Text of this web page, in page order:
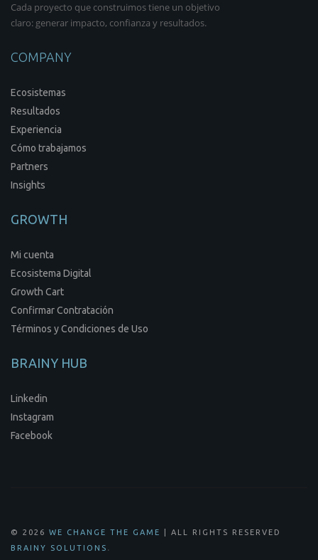
Cada proyecto que construimos tiene un objetivo
claro: generar impacto, confianza y resultados.
COMPANY
Ecosistemas
Resultados
Experiencia
Cómo trabajamos
Partners
Insights
GROWTH
Mi cuenta
Ecosistema Digital
Growth Cart
Confirmar Contratación
Términos y Condiciones de Uso
BRAINY HUB
Linkedin
Instagram
Facebook
© 2026 WE CHANGE THE GAME
| ALL RIGHTS RESERVED
BRAINY SOLUTIONS .